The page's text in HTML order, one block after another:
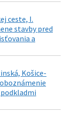
ceste, I.
stavby pred
a
Košice-